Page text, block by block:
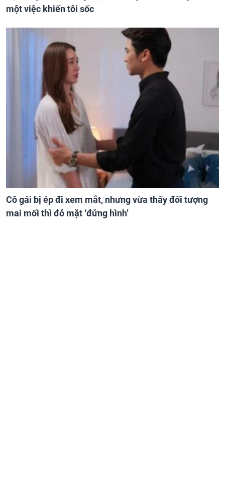
một việc khiến tôi sốc
Cô gái bị ép đi xem mắt, nhưng vừa thấy đối tượng
mai mối thì đỏ mặt ‘đứng hình’